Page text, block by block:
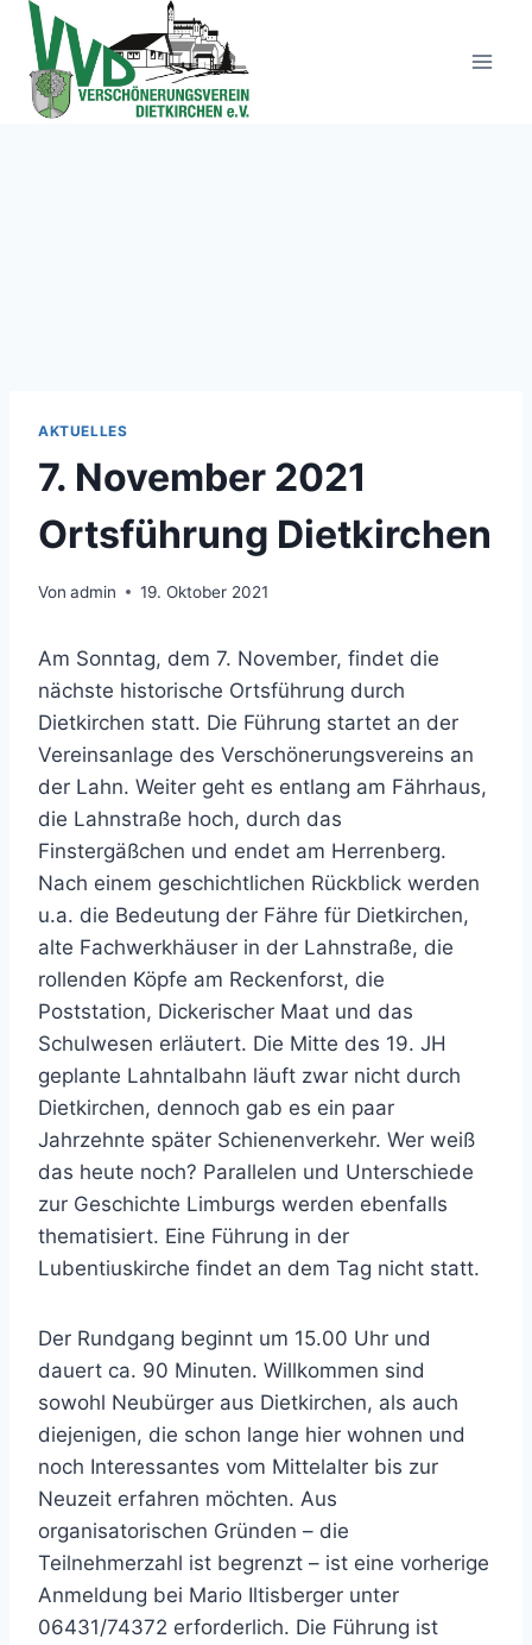
Zum
Inhalt
springen
AKTUELLES
7. November 2021
Ortsführung Dietkirchen
Von admin 19. Oktober 2021
Am Sonntag, dem 7. November, findet die
nächste historische Ortsführung durch
Dietkirchen statt. Die Führung startet an der
Vereinsanlage des Verschönerungsvereins an
der Lahn. Weiter geht es entlang am Fährhaus,
die Lahnstraße hoch, durch das
Finstergäßchen und endet am Herrenberg.
Nach einem geschichtlichen Rückblick werden
u.a. die Bedeutung der Fähre für Dietkirchen,
alte Fachwerkhäuser in der Lahnstraße, die
rollenden Köpfe am Reckenforst, die
Poststation, Dickerischer Maat und das
Schulwesen erläutert. Die Mitte des 19. JH
geplante Lahntalbahn läuft zwar nicht durch
Dietkirchen, dennoch gab es ein paar
Jahrzehnte später Schienenverkehr. Wer weiß
das heute noch? Parallelen und Unterschiede
zur Geschichte Limburgs werden ebenfalls
thematisiert. Eine Führung in der
Lubentiuskirche findet an dem Tag nicht statt.
Der Rundgang beginnt um 15.00 Uhr und
dauert ca. 90 Minuten. Willkommen sind
sowohl Neubürger aus Dietkirchen, als auch
diejenigen, die schon lange hier wohnen und
noch Interessantes vom Mittelalter bis zur
Neuzeit erfahren möchten. Aus
organisatorischen Gründen – die
Teilnehmerzahl ist begrenzt – ist eine vorherige
Anmeldung bei Mario Iltisberger unter
06431/74372 erforderlich. Die Führung ist